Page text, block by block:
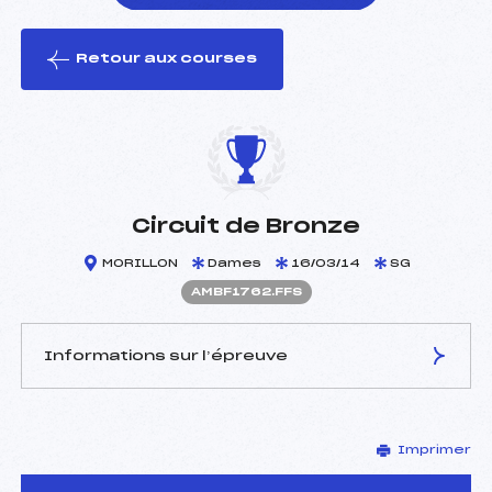
le ski
Retour aux courses
Circuit de Bronze
MORILLON Dames 16/03/14 SG
AMBF1762.FFS
Informations sur l’épreuve
THEVENET THIERRY (MB)
Arbitre :
–
Imprimer